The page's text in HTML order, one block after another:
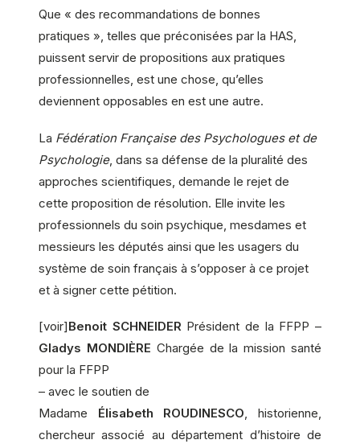
Que « des recommandations de bonnes
pratiques », telles que préconisées par la HAS,
puissent servir de propositions aux pratiques
professionnelles, est une chose, qu’elles
deviennent opposables en est une autre.
La Fédération Française des Psychologues et de
Psychologie, dans sa défense de la pluralité des
approches scientifiques, demande le rejet de
cette proposition de résolution. Elle invite les
professionnels du soin psychique, mesdames et
messieurs les députés ainsi que les usagers du
système de soin français à s’opposer à ce projet
et à signer cette pétition.
[voir]Benoit SCHNEIDER Président de la FFPP –
Gladys MONDIÈRE Chargée de la mission santé
pour la FFPP
– avec le soutien de
Madame Élisabeth ROUDINESCO, historienne,
chercheur associé au département d’histoire de